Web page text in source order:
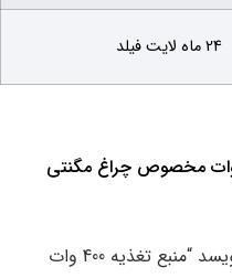
24 ماه لایت فیلد
اولین کسی باشید که دیدگاهی می نویسد “منبع تغذیه 400 وات